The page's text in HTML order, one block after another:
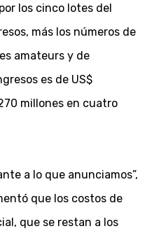
los cinco lotes del
más los números de
amateurs y de
es de US$
millones en cuatro
a lo que anunciamos”,
que los costos de
que se restan a los